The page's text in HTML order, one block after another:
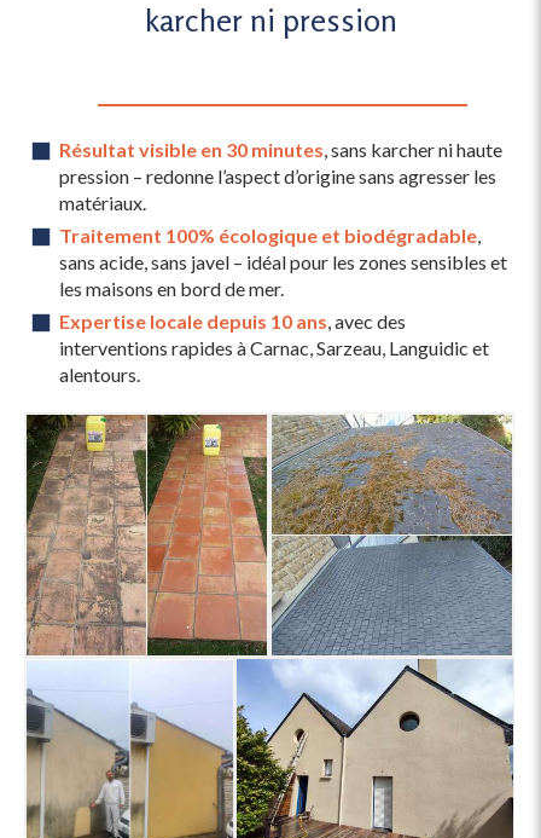
karcher ni pression
Résultat visible en 30 minutes, sans karcher ni haute
pression – redonne l’aspect d’origine sans agresser les
matériaux.
Traitement 100% écologique et biodégradable,
sans acide, sans javel – idéal pour les zones sensibles et
les maisons en bord de mer.
Expertise locale depuis 10 ans , avec des
interventions rapides à Carnac, Sarzeau, Languidic et
alentours.